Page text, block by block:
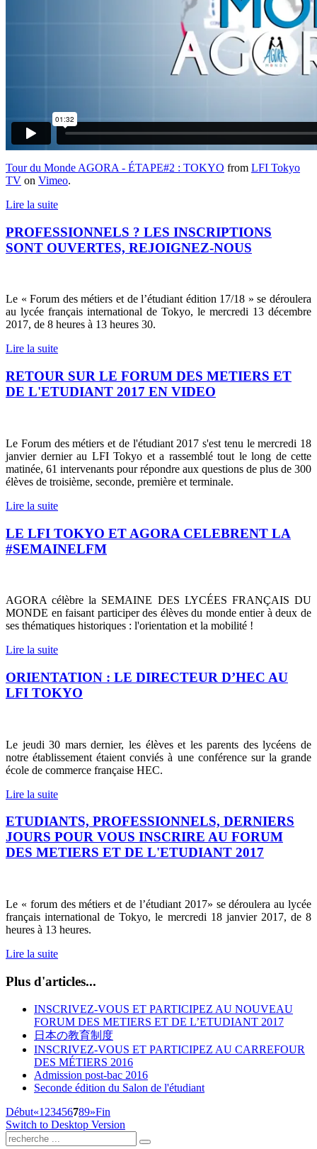
Tour du Monde AGORA - ÉTAPE#2 : TOKYO from LFI Tokyo
TV on Vimeo.
Lire la suite
PROFESSIONNELS ? LES INSCRIPTIONS
SONT OUVERTES, REJOIGNEZ-NOUS
Le « Forum des métiers et de l’étudiant édition 17/18 » se déroulera
au lycée français international de Tokyo, le mercredi 13 décembre
2017, de 8 heures à 13 heures 30.
Lire la suite
RETOUR SUR LE FORUM DES METIERS ET
DE L'ETUDIANT 2017 EN VIDEO
Le Forum des métiers et de l'étudiant 2017 s'est tenu le mercredi 18
janvier dernier au LFI Tokyo et a rassemblé tout le long de cette
matinée, 61 intervenants pour répondre aux questions de plus de 300
élèves de troisième, seconde, première et terminale.
Lire la suite
LE LFI TOKYO ET AGORA CELEBRENT LA
#SEMAINELFM
AGORA célèbre la SEMAINE DES LYCÉES FRANÇAIS DU
MONDE en faisant participer des élèves du monde entier à deux de
ses thématiques historiques : l'orientation et la mobilité !
Lire la suite
ORIENTATION : LE DIRECTEUR D’HEC AU
LFI TOKYO
Le jeudi 30 mars dernier, les élèves et les parents des lycéens de
notre établissement étaient conviés à une conférence sur la grande
école de commerce française HEC.
Lire la suite
ETUDIANTS, PROFESSIONNELS, DERNIERS
JOURS POUR VOUS INSCRIRE AU FORUM
DES METIERS ET DE L'ETUDIANT 2017
Le « forum des métiers et de l’étudiant 2017» se déroulera au lycée
français international de Tokyo, le mercredi 18 janvier 2017, de 8
heures à 13 heures.
Lire la suite
Plus d'articles...
INSCRIVEZ-VOUS ET PARTICIPEZ AU NOUVEAU
FORUM DES METIERS ET DE L’ETUDIANT 2017
日本の教育制度
INSCRIVEZ-VOUS ET PARTICIPEZ AU CARREFOUR
DES MÉTIERS 2016
Admission post-bac 2016
Seconde édition du Salon de l'étudiant
Début«1 23456789»Fin
Switch to Desktop Version